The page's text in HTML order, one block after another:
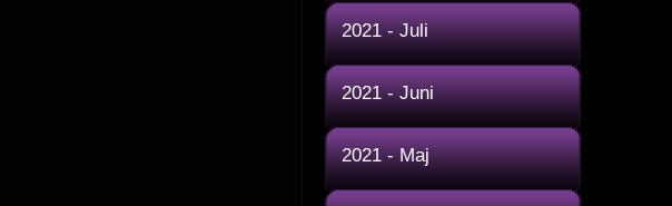
2021 - Juli
2021 - Juni
2021 - Maj